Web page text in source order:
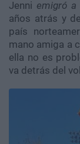
Jenni emigró a
años atrás y
país
mano amiga a
ella no es
va detrás del